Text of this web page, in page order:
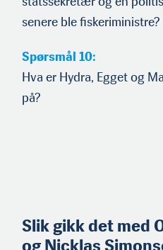
senere ble fiskeriministre?
Spørsmål 10:
Hva er Hydra, Egget og
på?
Slik gikk det med
ogNicklas